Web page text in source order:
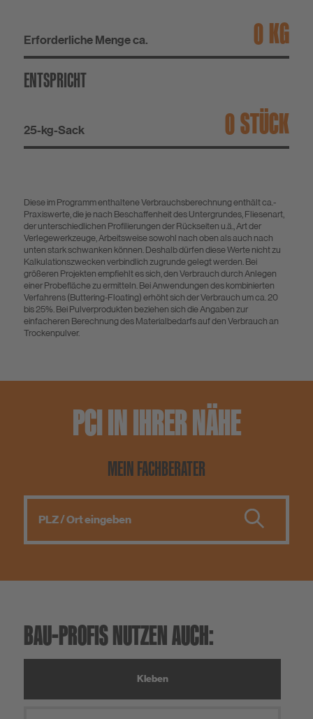
Erforderliche Menge ca. KG
ENTSPRICHT
25-kg-Sack STÜCK
Diese im Programm enthaltene Verbrauchsberechnung enthält ca.-
Praxiswerte, die je nach Beschaffenheit des Untergrundes, Fliesenart,
der unterschiedlichen Profilierungen der Rückseiten u.ä., Art der
Verlegewerkzeuge, Arbeitsweise sowohl nach oben als auch nach
unten stark schwanken können. Deshalb dürfen diese Werte nicht zu
Kalkulationszwecken verbindlich zugrunde gelegt werden. Bei
größeren Projekten empfiehlt es sich, den Verbrauch durch Anlegen
einer Probefläche zu ermitteln. Bei Anwendungen des kombinierten
Verfahrens (Buttering-Floating) erhöht sich der Verbrauch um ca. 20
bis 25%. Bei Pulverprodukten beziehen sich die Angaben zur
einfacheren Berechnung des Materialbedarfs auf den Verbrauch an
Trockenpulver.
PCI IN IHRER NÄHE
MEIN FACHBERATER
BAU-PROFIS NUTZEN AUCH:
Kleben